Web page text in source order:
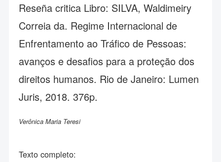
Reseña critica Libro: SILVA, Waldimeiry
Correia da. Regime Internacional de
Enfrentamento ao Tráfico de Pessoas:
avanços e desafios para a proteção dos
direitos humanos. Rio de Janeiro: Lumen
Juris, 2018. 376p.
Verônica Maria Teresi
Texto completo: